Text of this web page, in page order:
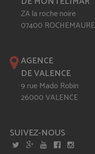
ZA la roche noire
07400 ROCHEMAURE
AGENCE
DE VALENCE
9 rue Mado Robin
26000 VALENCE
SUIVEZ-NOUS